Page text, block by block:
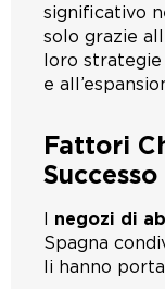
significativo
solo grazie
loro
e
Fattori
I negozi di
Spagna
li hanno